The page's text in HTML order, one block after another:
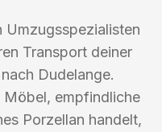
Umzugsspezialisten
Transport deiner
Dudelange.
Möbel, empfindliche
Porzellan handelt,